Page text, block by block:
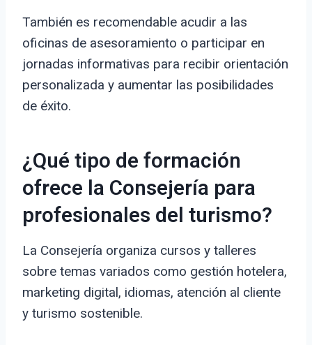
También es recomendable acudir a las
oficinas de asesoramiento o participar en
jornadas informativas para recibir orientación
personalizada y aumentar las posibilidades
de éxito.
¿Qué tipo de formación
ofrece la Consejería para
profesionales del turismo?
La Consejería organiza cursos y talleres
sobre temas variados como gestión hotelera,
marketing digital, idiomas, atención al cliente
y turismo sostenible.